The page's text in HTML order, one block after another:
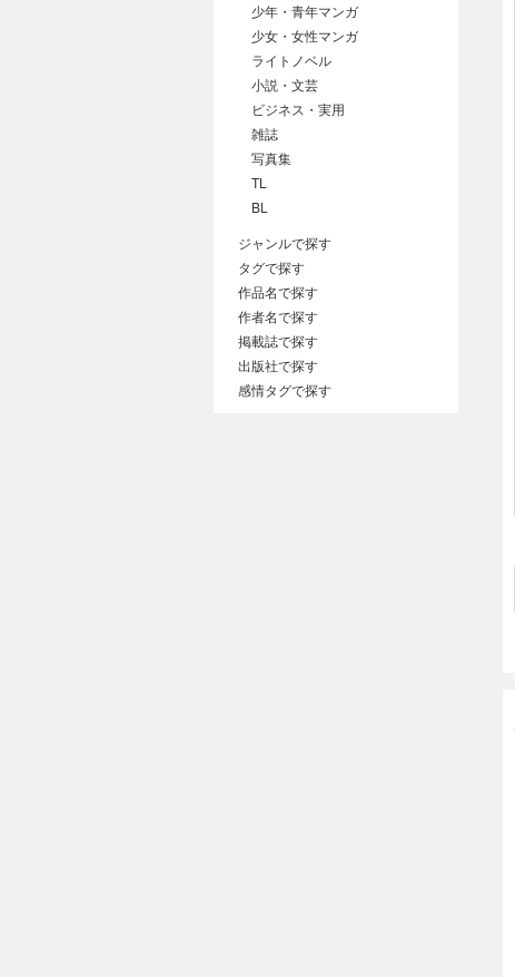
少年・青年マンガ
少女・女性マンガ
ライトノベル
小説・文芸
ビジネス・実用
雑誌
写真集
TL
BL
ジャンルで探す
タグで探す
作品名で探す
作者名で探す
掲載誌で探す
出版社で探す
感情タグで探す